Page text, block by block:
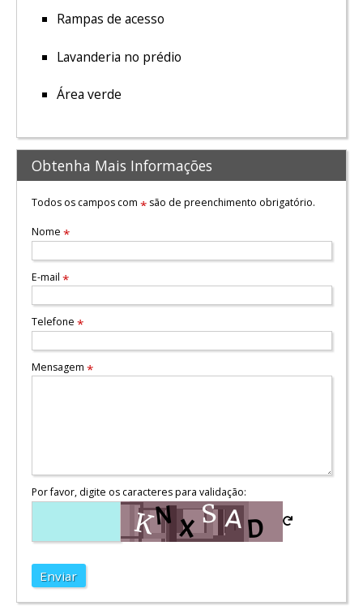
Rampas de acesso
Lavanderia no prédio
Área verde
Obtenha Mais Informações
Todos os campos com *são de preenchimento obrigatório.
Nome *
E-mail *
Telefone *
Mensagem *
Por favor, digite os caracteres para validação:
Enviar